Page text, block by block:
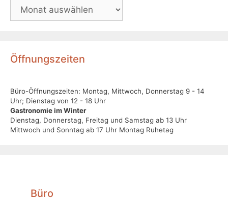
Öffnungszeiten
Büro-Öffnungszeiten: Montag, Mittwoch, Donnerstag 9 - 14
Uhr; Dienstag von 12 - 18 Uhr
Gastronomie im Winter
Dienstag, Donnerstag, Freitag und Samstag ab 13 Uhr
Mittwoch und Sonntag ab 17 Uhr Montag Ruhetag
Büro